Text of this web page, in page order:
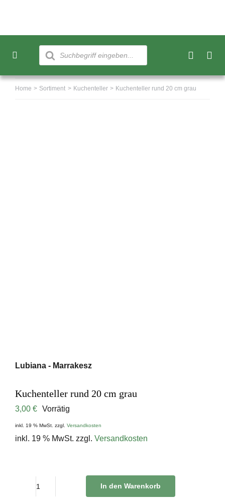
content
Products
search
Toggle
Neu
Home Sortiment Kuchenteller Kuchenteller rund 20 cm grau
Lubiana - Marrakesz
Kuchenteller rund 20 cm grau
3,00 € Vorrätig
inkl. 19 % MwSt. zzgl. Versandkosten
inkl. 19 % MwSt. zzgl. Versandkosten
In den Warenkorb